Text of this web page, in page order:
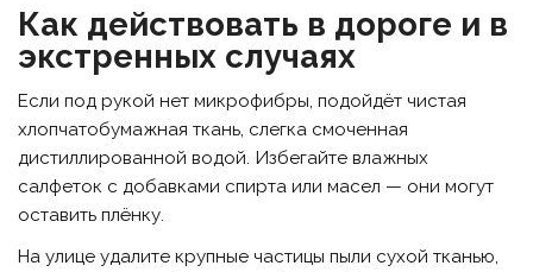
Как действовать в дороге и в
экстренных случаях
Если под рукой нет микрофибры, подойдёт чистая
хлопчатобумажная ткань, слегка смоченная
дистиллированной водой. Избегайте влажных
салфеток с добавками спирта или масел — они могут
оставить плёнку.
На улице удалите крупные частицы пыли сухой тканью,